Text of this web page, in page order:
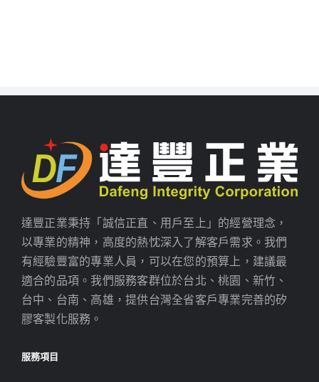
達豐正業秉持「誠信正直、用戶至上」的經營理念，
以專業的精神，高度的熱忱深入了解客戶需求。我們
有經驗豐富的專業人員，可以在您的預算上，建議最
適合的品項。我們服務客群位於台北、桃園、新竹、
台中、台南、高雄，提供台灣全省客戶專業完善的矽
膠客製化服務。
服務項目